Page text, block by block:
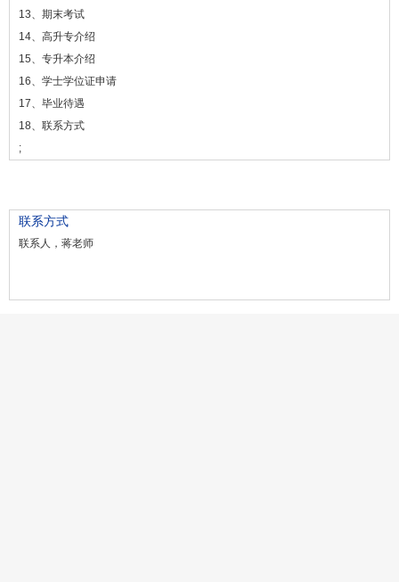
13、期末考试
14、高升专介绍
15、专升本介绍
16、学士学位证申请
17、毕业待遇
18、联系方式
;
联系方式
联系人，蒋老师